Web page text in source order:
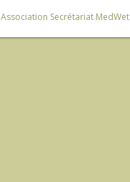
Association Secrétariat MedWet